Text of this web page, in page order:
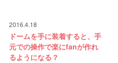
2016.4.18
ドームを手に装着すると、手
元での操作で楽にfanが作れ
るようになる？